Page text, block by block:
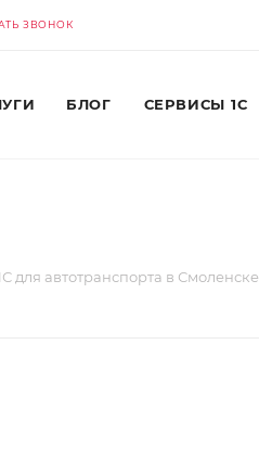
ЗВОНОК
БЛОГ СЕРВИСЫ 1С
для автотранспорта в Смоленске